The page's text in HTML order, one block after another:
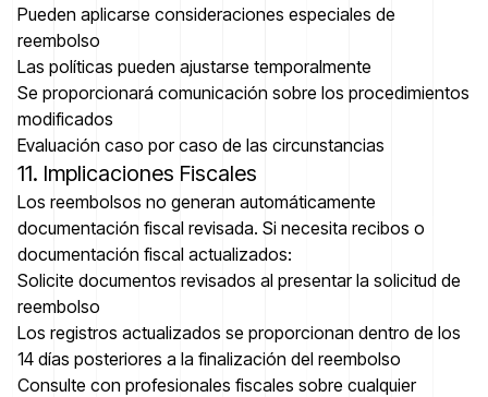
Pueden aplicarse consideraciones especiales de
reembolso
Las políticas pueden ajustarse temporalmente
Se proporcionará comunicación sobre los procedimientos
modificados
Evaluación caso por caso de las circunstancias
11. Implicaciones Fiscales
Los reembolsos no generan automáticamente
documentación fiscal revisada. Si necesita recibos o
documentación fiscal actualizados:
Solicite documentos revisados al presentar la solicitud de
reembolso
Los registros actualizados se proporcionan dentro de los
14 días posteriores a la finalización del reembolso
Consulte con profesionales fiscales sobre cualquier